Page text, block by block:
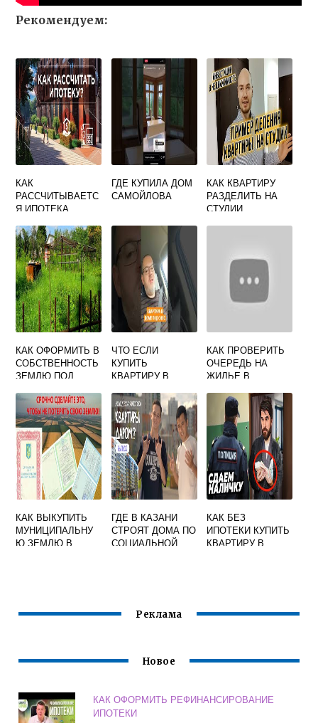
Рекомендуем:
КАК
РАССЧИТЫВАЕТС
Я ИПОТЕКА
ГДЕ КУПИЛА ДОМ
САМОЙЛОВА
КАК КВАРТИРУ
РАЗДЕЛИТЬ НА
СТУДИИ
КАК ОФОРМИТЬ В
СОБСТВЕННОСТЬ
ЗЕМЛЮ ПОД
М ДОМОМ
ЧТО ЕСЛИ
КУПИТЬ
КВАРТИРУ В
РЕНОВАЦИЮ
КАК ПРОВЕРИТЬ
ОЧЕРЕДЬ НА
ЖИЛЬЕ В
КАК ВЫКУПИТЬ
МУНИЦИПАЛЬНУ
Ю ЗЕМЛЮ В
ГДЕ В КАЗАНИ
СТРОЯТ ДОМА ПО
СОЦИАЛЬНОЙ
КАК БЕЗ
ИПОТЕКИ КУПИТЬ
КВАРТИРУ В
Реклама
Новое
КАК ОФОРМИТЬ РЕФИНАНСИРОВАНИЕ
ИПОТЕКИ